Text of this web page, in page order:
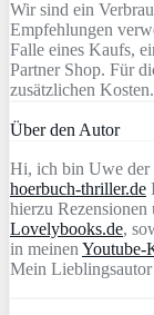
Wir sind ein
Empfehlungen
Falle eines Kaufs,
Partner Shop. Für
zusätzlichen Kosten.
Über den Autor
Hi, ich bin Uwe der
hoerbuch-thriller.de
hierzu Rezensionen
Lovelybooks.de,
in meinen Youtube-
Mein